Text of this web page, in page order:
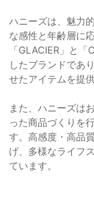
ハニーズは、魅力
な感性と年齢層に
「GLACIER」と
したブランドであ
せたアイテムを提
また、ハニーズは
った商品づくりを
す。高感度・高品
げ、多様なライフ
ています。